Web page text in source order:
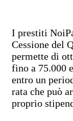
I prestiti
Cessione del
permette di
fino a 75.000
entro un
rata che può
proprio